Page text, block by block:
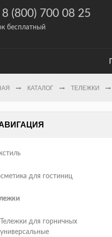
8 (800) 700 08 25
бесплатный
КАТАЛОГ ТЕЛЕЖКИ
для гостиниц
Тележки для горничных
универсальные